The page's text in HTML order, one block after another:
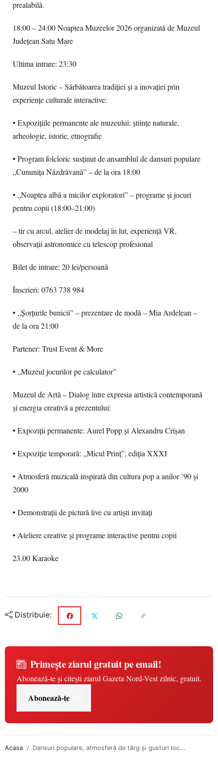
prealabilă.
18:00 – 24:00 Noaptea Muzeelor 2026 organizată de Muzeul
Județean Satu Mare
Ultima intrare: 23:30
Muzeul Istoric – Sărbătoarea tradiției și a inovației prin
experiențe culturale interactive:
• Expozițiile permanente ale muzeului: științe naturale,
arheologie, istorie, etnografie
• Program folcloric susținut de ansamblul de dansuri populare
„Cununița Năzdrăvană” – de la ora 18:00
• „Noaptea albă a micilor exploratori” – programe și jocuri
pentru copii (18:00–21:00)
– tir cu arcul, atelier de modelaj în lut, experiență VR,
observații astronomice cu telescop profesional
Bilet de intrare: 20 lei/persoană
Înscrieri: 0763 738 984
• „Șorțurile bunicii” – prezentare de modă – Mia Ardelean –
de la ora 21:00
Partener: Trust Event & More
• „Muzeul jocurilor pe calculator”
Muzeul de Artă – Dialog între expresia artistică contemporană
și energia creativă a prezentului:
• Expoziții permanente: Aurel Popp și Alexandru Crișan
• Expoziție temporară: „Micul Prinț”, ediția XXXI
• Atmosferă muzicală inspirată din cultura pop a anilor ’90 și
2000
• Demonstrații de pictură live cu artiști invitați
• Ateliere creative și programe interactive pentru copii
23.00 Karaoke
Distribuie:
Primește ziarul gratuit pe email!
Abonează-te și citești ziarul Gazeta Nord-Vest zilnic, gratuit.
Abonează-te
Acasa Dansuri populare, atmosferă de târg și gusturi loc...